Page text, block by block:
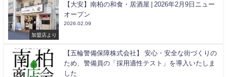
加盟店より
【大安】南柏の和食・居酒屋 | 2026年2月9日ニュー
オープン
2026.02.09
【五輪警備保障株式会社】 安心・安全な街づくりの
ため、警備員の「採用適性テスト」を導入いたしま
した